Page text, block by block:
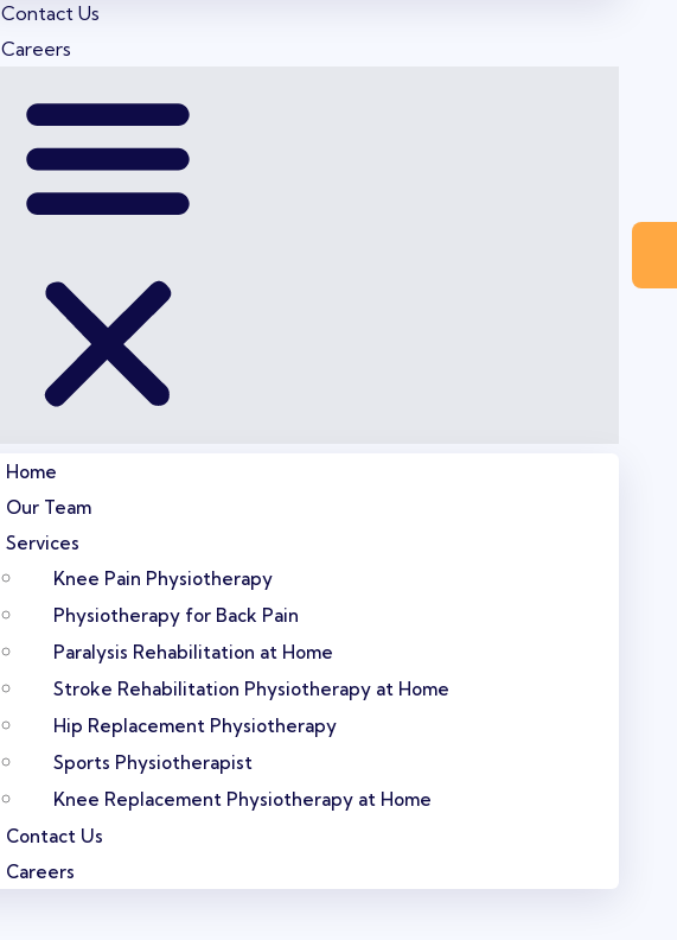
Contact Us
Careers
Home
Our Team
Services
Knee Pain Physiotherapy
Physiotherapy for Back Pain
Paralysis Rehabilitation at Home
Stroke Rehabilitation Physiotherapy at Home
Hip Replacement Physiotherapy
Sports Physiotherapist
Knee Replacement Physiotherapy at Home
Contact Us
Careers